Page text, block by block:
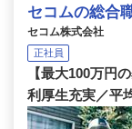
セコムの総合
セコム株式会社
正社員
【最大100万円
利厚生充実／平